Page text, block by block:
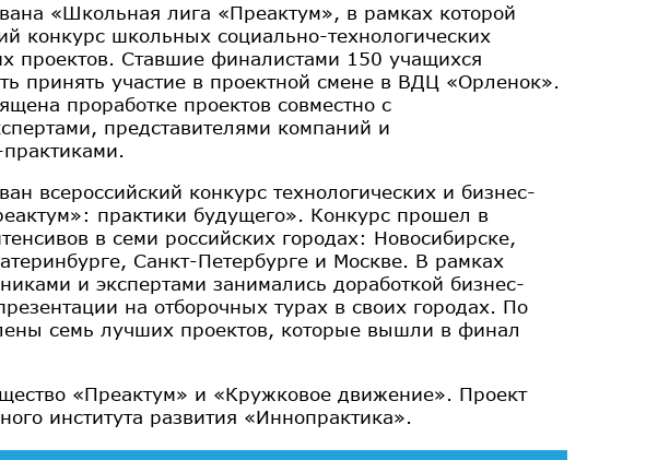
«Школьная лига «Преактум», в рамках которой
конкурс школьных социально-технологических
проектов. Ставшие финалистами 150 учащихся
принять участие в проектной смене в ВДЦ «Орленок».
проработке проектов совместно с
представителями компаний и
всероссийский конкурс технологических и бизнес-
практики будущего». Конкурс прошел в
в семи российских городах: Новосибирске,
Санкт-Петербурге и Москве. В рамках
и экспертами занимались доработкой бизнес-
на отборочных турах в своих городах. По
семь лучших проектов, которые вышли в финал
«Преактум» и «Кружковое движение». Проект
института развития «Иннопрактика».